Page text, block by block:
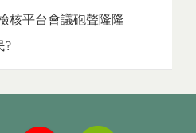
核平台會議砲聲隆隆
?